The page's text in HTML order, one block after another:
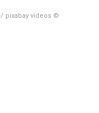
/ pixabay videos ©